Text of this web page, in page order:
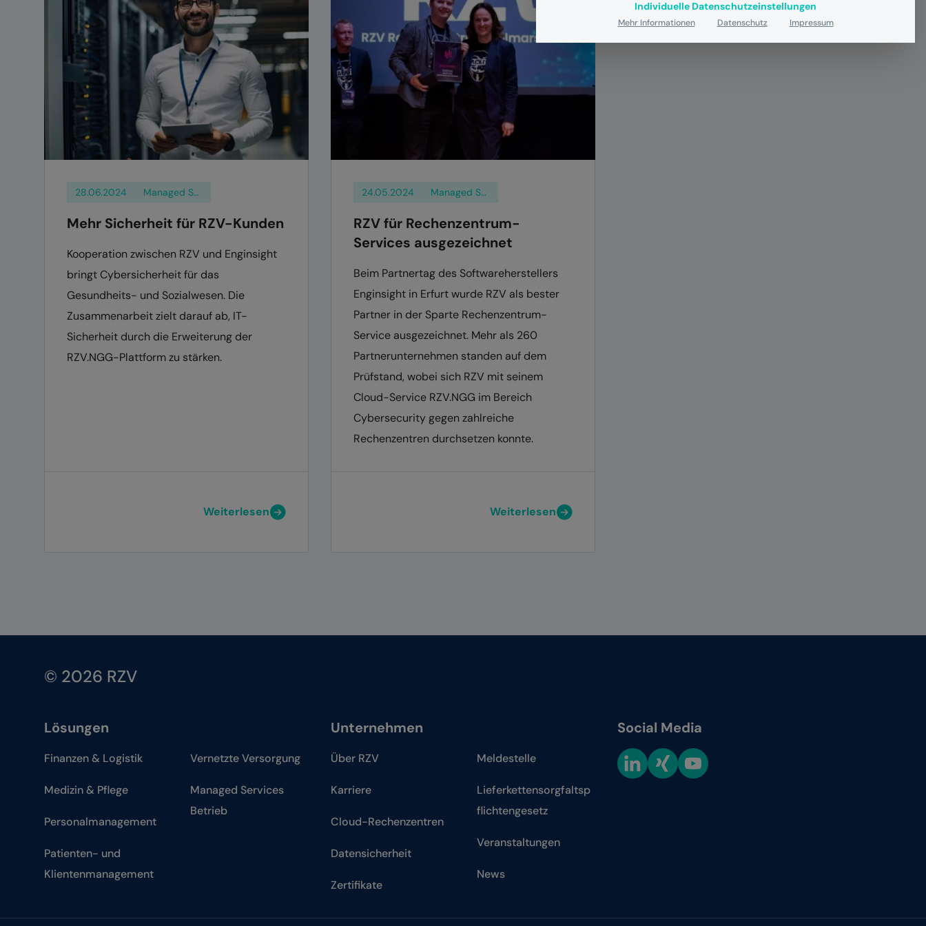
28.06.2024 Managed Services
Mehr Sicherheit für RZV-Kunden
Kooperation zwischen RZV und Enginsight
bringt Cybersicherheit für das
Gesundheits- und Sozialwesen. Die
Zusammenarbeit zielt darauf ab, IT-
Sicherheit durch die Erweiterung der
RZV.NGG-Plattform zu stärken.
Weiterlesen
24.05.2024 Managed Services
RZV für Rechenzentrum-
Services ausgezeichnet
Beim Partnertag des Softwareherstellers
Enginsight in Erfurt wurde RZV als bester
Partner in der Sparte Rechenzentrum-
Service ausgezeichnet. Mehr als 260
Partnerunternehmen standen auf dem
Prüfstand, wobei sich RZV mit seinem
Cloud-Service RZV.NGG im Bereich
Cybersecurity gegen zahlreiche
Rechenzentren durchsetzen konnte.
Weiterlesen
© 2026 RZV
Lösungen
Finanzen & Logistik
Medizin & Pflege
Personalmanagement
Patienten- und
Klientenmanagement
Vernetzte Versorgung
Managed Services
Betrieb
Unternehmen
Über RZV
Karriere
Cloud-Rechenzentren
Datensicherheit
Zertifikate
Meldestelle
Lieferkettensorgfaltsp
flichtengesetz
Veranstaltungen
News
Social Media
Individuelle Datenschutzeinstellungen
Mehr Informationen Datenschutz Impressum